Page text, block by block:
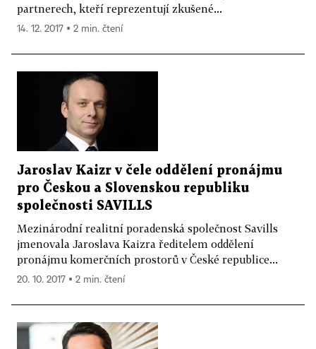
partnerech, kteří reprezentují zkušené...
14. 12. 2017 ▪ 2 min. čtení
Jaroslav Kaizr v čele oddělení pronájmu
pro Českou a Slovenskou republiku
společnosti SAVILLS
Mezinárodní realitní poradenská společnost Savills
jmenovala Jaroslava Kaizra ředitelem oddělení
pronájmu komerčních prostorů v České republice...
20. 10. 2017 ▪ 2 min. čtení